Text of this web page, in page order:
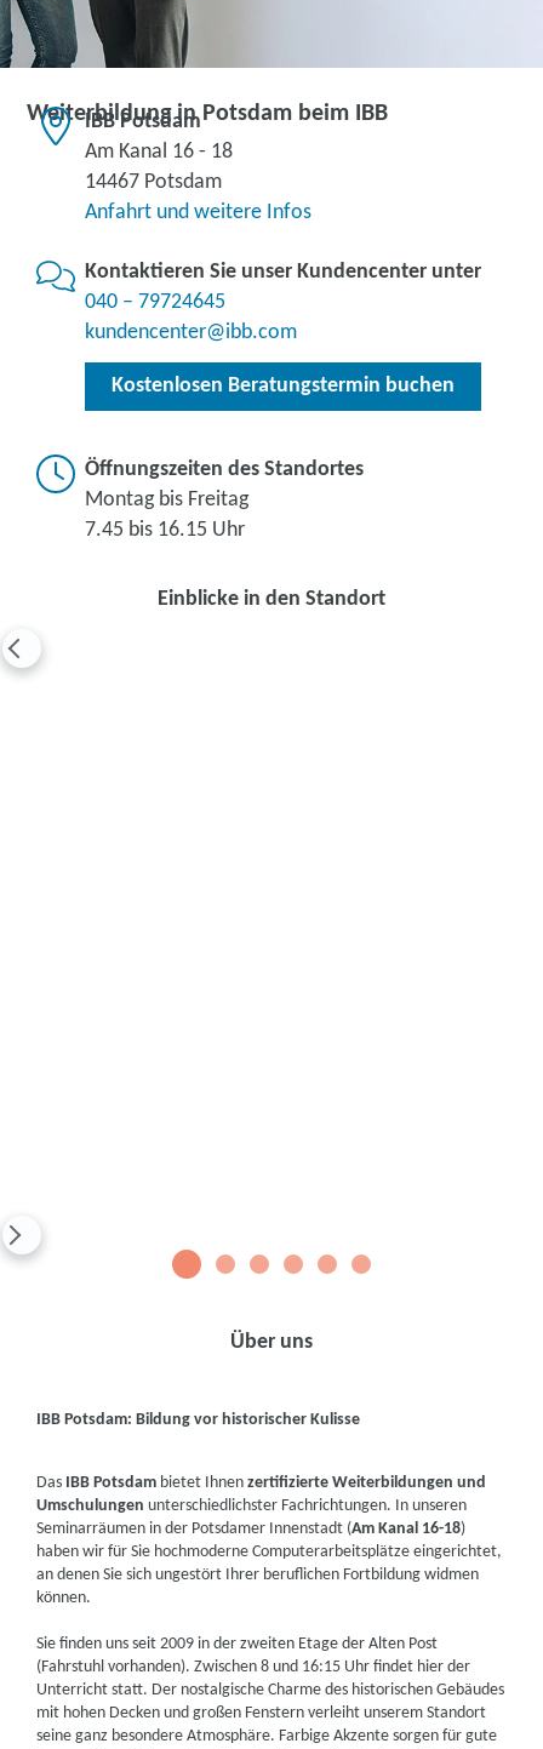
Weiterbildung in Potsdam beim IBB
IBB Potsdam
Am Kanal 16 - 18
14467 Potsdam
Anfahrt und weitere Infos
Kontaktieren Sie unser Kundencenter unter
040 – 79724645
kundencenter@ibb.com
Kostenlosen Beratungstermin buchen
Öffnungszeiten des Standortes
Montag bis Freitag
7.45 bis 16.15 Uhr
Einblicke in den Standort
2 3 4 5 6
Über uns
IBB Potsdam: Bildung vor historischer Kulisse
Das IBB Potsdam bietet Ihnenzertifizierte Weiterbildungen und
Umschulungen unterschiedlichster Fachrichtungen. In unseren
Seminarräumen in der Potsdamer Innenstadt (Am Kanal 16-18)
haben wir für Sie hochmoderne Computerarbeitsplätze eingerichtet,
an denen Sie sich ungestört Ihrer beruflichen Fortbildung widmen
können.
Sie finden uns seit 2009 in der zweiten Etage der Alten Post
(Fahrstuhl vorhanden). Zwischen 8 und 16:15 Uhr findet hier der
Unterricht statt. Der nostalgische Charme des historischen Gebäudes
mit hohen Decken und großen Fenstern verleiht unserem Standort
seine ganz besondere Atmosphäre. Farbige Akzente sorgen für gute